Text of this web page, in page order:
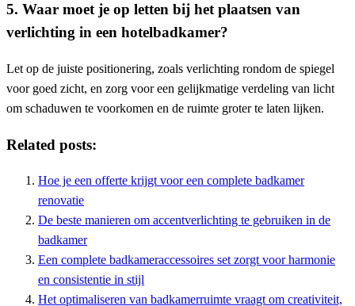
5. Waar moet je op letten bij het plaatsen van
verlichting in een hotelbadkamer?
Let op de juiste positionering, zoals verlichting rondom de spiegel
voor goed zicht, en zorg voor een gelijkmatige verdeling van licht
om schaduwen te voorkomen en de ruimte groter te laten lijken.
Related posts:
Hoe je een offerte krijgt voor een complete badkamer
renovatie
De beste manieren om accentverlichting te gebruiken in de
badkamer
Een complete badkameraccessoires set zorgt voor harmonie
en consistentie in stijl
Het optimaliseren van badkamer­ruimte vraagt om creativiteit,